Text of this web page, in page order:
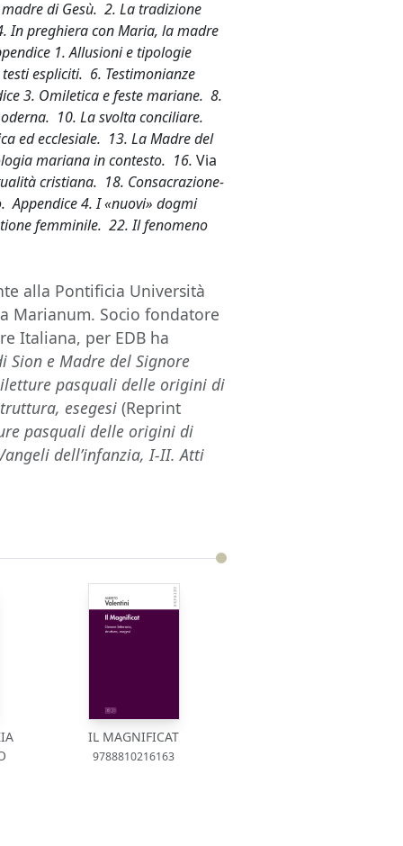
di Gesù. 2. La tradizione
In preghiera con Maria, la madre
1. Allusioni e tipologie
espliciti. 6. Testimonianze
3. Omiletica e feste mariane. 8.
10. La svolta conciliare.
ed ecclesiale. 13. La Madre del
mariana in contesto. 16.Via
cristiana. 18. Consacrazione-
4. I «nuovi» dogmi
femminile. 22. Il fenomeno
alla Pontificia Università
Marianum. Socio fondatore
Italiana, per EDB ha
Sion e Madre del Signore
pasquali delle origini di
esegesi (Reprint
pasquali delle origini di
dell’infanzia, I-II. Atti
IL MAGNIFICAT
9788810216163